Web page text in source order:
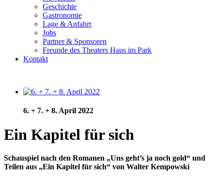
Geschichte
Gastronomie
Lage & Anfahrt
Jobs
Partner & Sponsoren
Freunde des Theaters Haus im Park
Kontakt
6. + 7. + 8. April 2022
Ein Kapitel für sich
Schauspiel nach den Romanen „Uns geht’s ja noch gold“ und
Teilen aus „Ein Kapitel für sich“ von Walter Kempowski